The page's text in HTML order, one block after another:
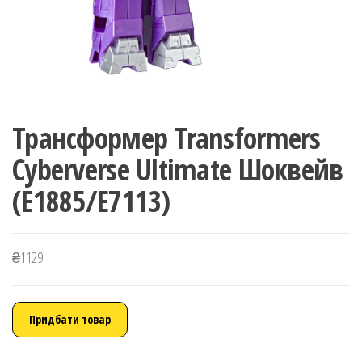
Трансформер Transformers
Cyberverse Ultimate Шоквейв
(E1885/E7113)
₴1129
Придбати товар